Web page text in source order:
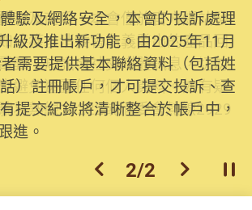
驗及網絡安全，本會的投訴處理
級及推出新功能。由2025年11月
需要提供基本聯絡資料（包括姓
）註冊帳戶，才可提交投訴、查
提交紀錄將清晰整合於帳戶中，
進。
上一個
2/2 下一個開